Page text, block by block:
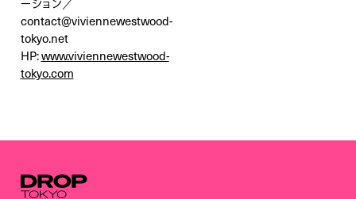
contact@viviennewestwood-
tokyo.net
HP:www.viviennewestwood-
tokyo.com
Droptokyo